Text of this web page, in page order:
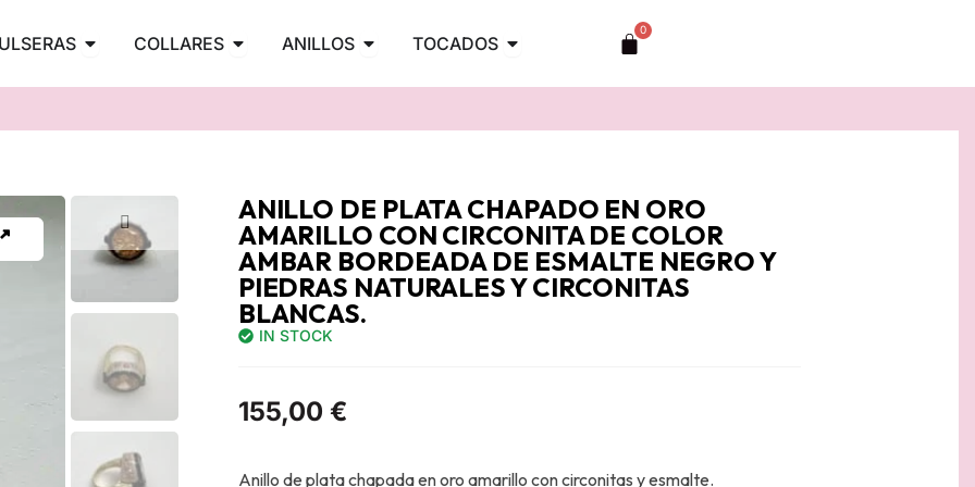
Abrir PULSERAS
COLLARES Abrir COLLARES
ANILLOS Abrir ANILLOS
TOCADOS Abrir TOCADOS 0
Carrito
ANILLO DE PLATA CHAPADO EN ORO
AMARILLO CON CIRCONITA DE COLOR
AMBAR BORDEADA DE ESMALTE NEGRO Y
PIEDRAS NATURALES Y CIRCONITAS
BLANCAS.
IN STOCK
155,00 €
Anillo de plata chapada en oro amarillo con circonitas y esmalte.